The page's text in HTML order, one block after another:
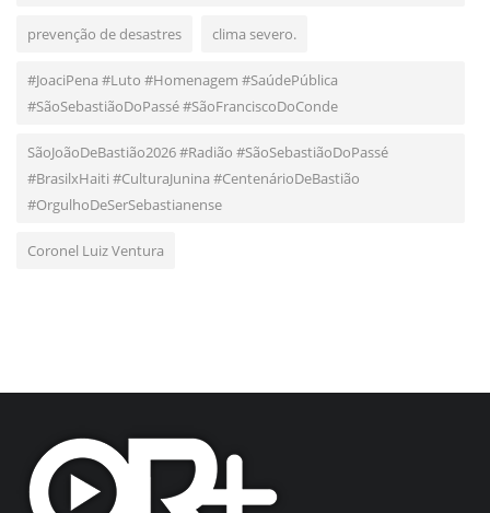
prevenção de desastres clima severo.
#JoaciPena #Luto #Homenagem #SaúdePública
#SãoSebastiãoDoPassé #SãoFranciscoDoConde
SãoJoãoDeBastião2026 #Radião #SãoSebastiãoDoPassé
#BrasilxHaiti #CulturaJunina #CentenárioDeBastião
#OrgulhoDeSerSebastianense
Coronel Luiz Ventura